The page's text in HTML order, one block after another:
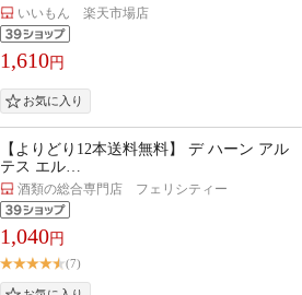
いいもん 楽天市場店
1,610円
【よりどり12本送料無料】 デ ハーン アル
テス エル…
酒類の総合専門店 フェリシティー
1,040円
(7)